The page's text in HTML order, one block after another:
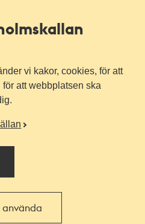
vi kakor, cookies, för att
att webbplatsen ska
använda